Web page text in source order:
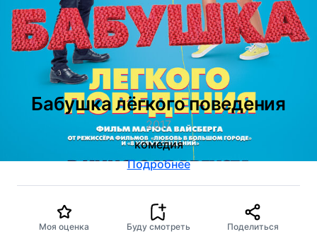
Бабушка лёгкого поведения
2017
комедия
Подробнее
Моя оценка Буду смотреть Поделиться